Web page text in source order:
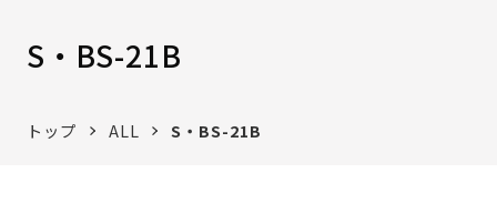
S・BS-21B
トップ ALL S・BS-21B